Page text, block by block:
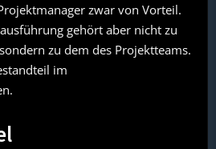
zwar von Vorteil.
gehört aber nicht zu
zu dem des Projektteams.
im